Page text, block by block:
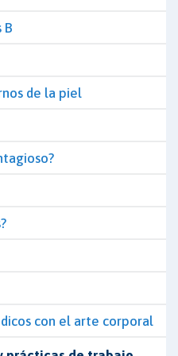
B
de la piel
con el arte corporal